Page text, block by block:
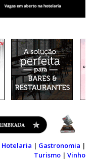
Hotelaria | Gastronomia |
Turismo | Vinho